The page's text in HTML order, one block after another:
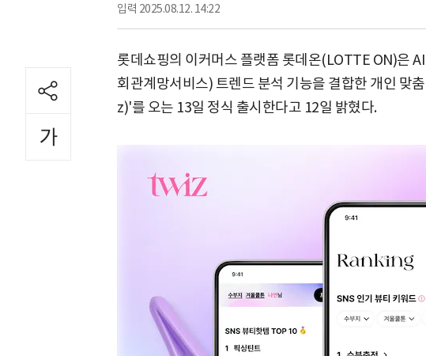
입력 2025.08.12. 14:22
롯데쇼핑의 이커머스 플랫폼 롯데온(LOTTE ON)은
회관계망서비스) 트렌드 분석 기능을 결합한 개인 맞
z)'를 오는 13일 정식 출시한다고 12일 밝혔다.